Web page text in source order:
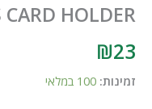
HOLDER
₪23
זמינות: 100 במלאי